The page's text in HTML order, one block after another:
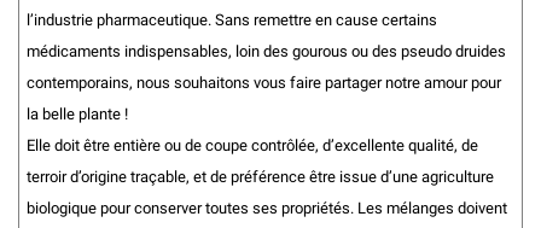
l’industrie pharmaceutique. Sans remettre en cause certains
médicaments indispensables, loin des gourous ou des pseudo druides
contemporains, nous souhaitons vous faire partager notre amour pour
la belle plante !
Elle doit être entière ou de coupe contrôlée, d’excellente qualité, de
terroir d’origine traçable, et de préférence être issue d’une agriculture
biologique pour conserver toutes ses propriétés. Les mélanges doivent